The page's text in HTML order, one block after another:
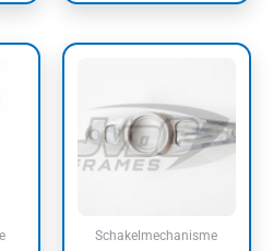
Schakelmechanisme
Prijsklasse:
€48,75
heeft
meerdere
variaties.